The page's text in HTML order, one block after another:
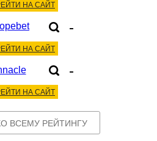
НА САЙТ
-
НА САЙТ
-
НА САЙТ
ВСЕМУ РЕЙТИНГУ